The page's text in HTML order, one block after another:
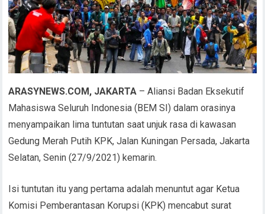
ARASYNEWS.COM, JAKARTA – Aliansi Badan Eksekutif
Mahasiswa Seluruh Indonesia (BEM SI) dalam orasinya
menyampaikan lima tuntutan saat unjuk rasa di kawasan
Gedung Merah Putih KPK, Jalan Kuningan Persada, Jakarta
Selatan, Senin (27/9/2021) kemarin.
Isi tuntutan itu yang pertama adalah menuntut agar Ketua
Komisi Pemberantasan Korupsi (KPK) mencabut surat